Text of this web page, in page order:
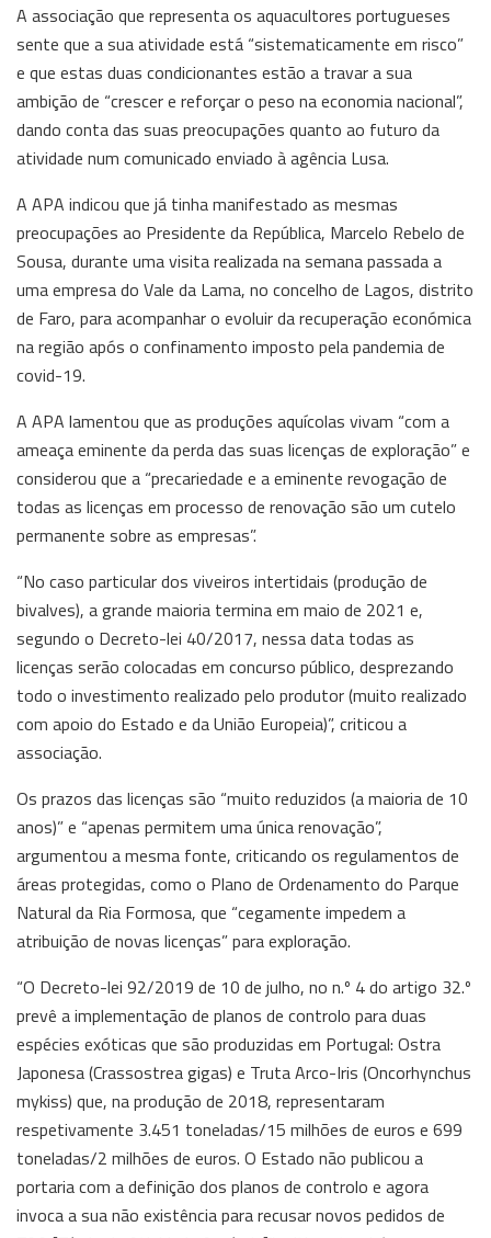
A associação que representa os aquacultores portugueses
sente que a sua atividade está “sistematicamente em risco”
e que estas duas condicionantes estão a travar a sua
ambição de “crescer e reforçar o peso na economia nacional”,
dando conta das suas preocupações quanto ao futuro da
atividade num comunicado enviado à agência Lusa.
A APA indicou que já tinha manifestado as mesmas
preocupações ao Presidente da República, Marcelo Rebelo de
Sousa, durante uma visita realizada na semana passada a
uma empresa do Vale da Lama, no concelho de Lagos, distrito
de Faro, para acompanhar o evoluir da recuperação económica
na região após o confinamento imposto pela pandemia de
covid-19.
A APA lamentou que as produções aquícolas vivam “com a
ameaça eminente da perda das suas licenças de exploração” e
considerou que a “precariedade e a eminente revogação de
todas as licenças em processo de renovação são um cutelo
permanente sobre as empresas”.
“No caso particular dos viveiros intertidais (produção de
bivalves), a grande maioria termina em maio de 2021 e,
segundo o Decreto-lei 40/2017, nessa data todas as
licenças serão colocadas em concurso público, desprezando
todo o investimento realizado pelo produtor (muito realizado
com apoio do Estado e da União Europeia)”, criticou a
associação.
Os prazos das licenças são “muito reduzidos (a maioria de 10
anos)” e “apenas permitem uma única renovação”,
argumentou a mesma fonte, criticando os regulamentos de
áreas protegidas, como o Plano de Ordenamento do Parque
Natural da Ria Formosa, que “cegamente impedem a
atribuição de novas licenças” para exploração.
“O Decreto-lei 92/2019 de 10 de julho, no n.º 4 do artigo 32.º
prevê a implementação de planos de controlo para duas
espécies exóticas que são produzidas em Portugal: Ostra
Japonesa (Crassostrea gigas) e Truta Arco-Iris (Oncorhynchus
mykiss) que, na produção de 2018, representaram
respetivamente 3.451 toneladas/15 milhões de euros e 699
toneladas/2 milhões de euros. O Estado não publicou a
portaria com a definição dos planos de controlo e agora
invoca a sua não existência para recusar novos pedidos de